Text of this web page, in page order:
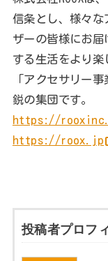
信条とし、様々な
ザーの皆様にお届
する生活をより楽
「アクセサリー
鋭の集団です。
https://
https://roox.jp
投稿者プロフ